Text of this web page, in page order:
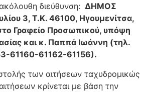
διεύθυνση: ΔΗΜΟΣ
3, Τ.Κ. 46100, Ηγουμενίτσα,
Γραφείο Προσωπικού, υπόψη
και κ. Παππά Ιωάννη (τηλ.
61160-61162-61156).
των αιτήσεων ταχυδρομικώς
κρίνεται με βάση την